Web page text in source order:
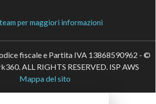
per maggiori informazioni
fiscale e Partita IVA 13868590962 - ©
ALL RIGHTS RESERVED. ISP AWS
Mappa del sito